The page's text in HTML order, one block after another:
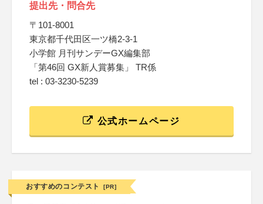
提出先・問合先
〒101-8001
東京都千代田区一ツ橋2-3-1
小学館 月刊サンデーGX編集部
「第46回 GX新人賞募集」 TR係
tel : 03-3230-5239
公式ホームページ
おすすめのコンテスト [PR]